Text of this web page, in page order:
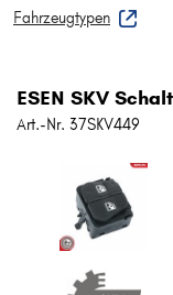
Fahrzeugtypen
ESEN SKV
Art.-Nr. 37SKV449